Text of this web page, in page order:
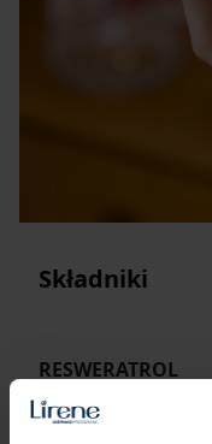
Składniki
RESWERATROL
zapewnia